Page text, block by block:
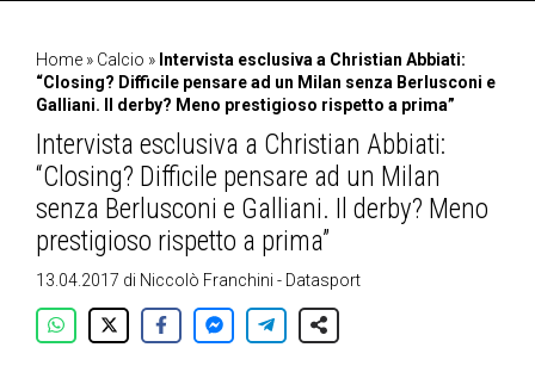
Home » Calcio » Intervista esclusiva a Christian Abbiati:
“Closing? Difficile pensare ad un Milan senza Berlusconi e
Galliani. Il derby? Meno prestigioso rispetto a prima”
Intervista esclusiva a Christian Abbiati:
“Closing? Difficile pensare ad un Milan
senza Berlusconi e Galliani. Il derby? Meno
prestigioso rispetto a prima”
13.04.2017 di Niccolò Franchini - Datasport